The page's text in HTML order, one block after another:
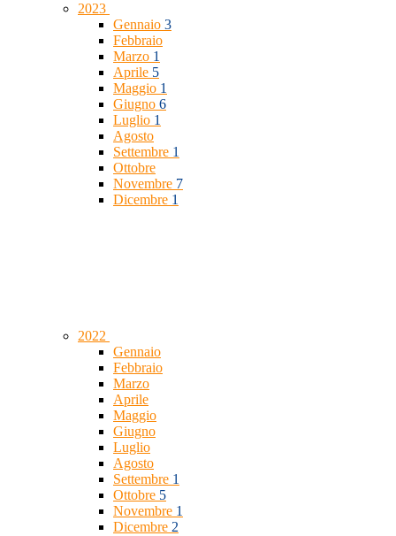
2023
Gennaio 3
Febbraio
Marzo 1
Aprile 5
Maggio 1
Giugno 6
Luglio 1
Agosto
Settembre 1
Ottobre
Novembre 7
Dicembre 1
2022
Gennaio
Febbraio
Marzo
Aprile
Maggio
Giugno
Luglio
Agosto
Settembre 1
Ottobre 5
Novembre 1
Dicembre 2